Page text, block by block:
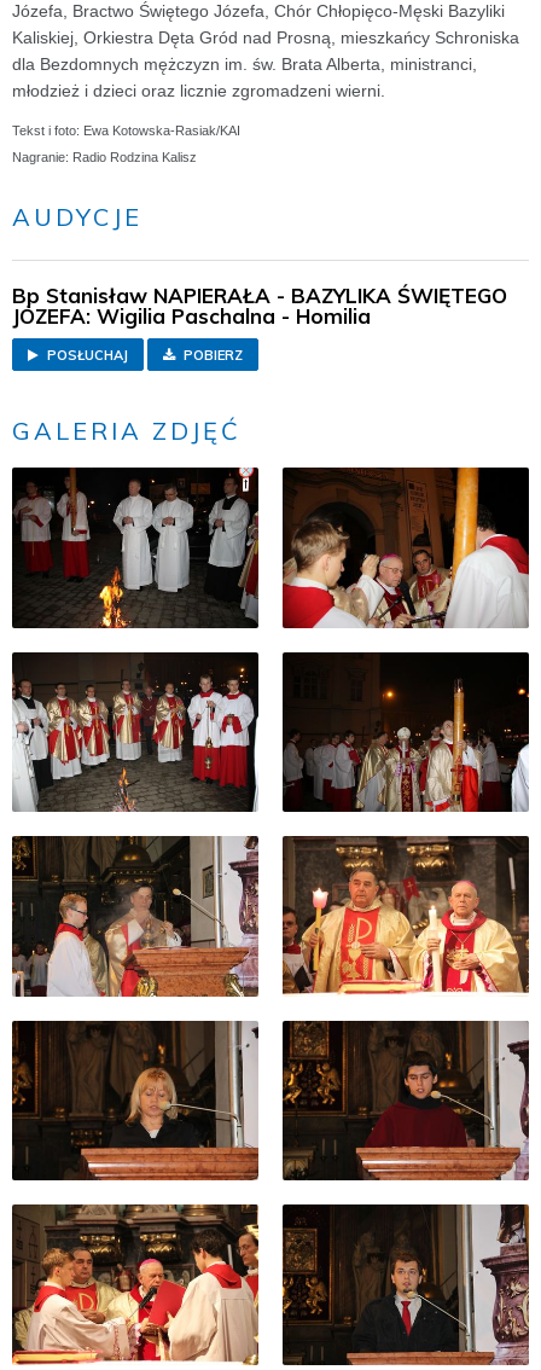
Józefa, Bractwo Świętego Józefa, Chór Chłopięco-Męski Bazyliki
Kaliskiej, Orkiestra Dęta Gród nad Prosną, mieszkańcy Schroniska
dla Bezdomnych mężczyzn im. św. Brata Alberta, ministranci,
młodzież i dzieci oraz licznie zgromadzeni wierni.
Tekst i foto: Ewa Kotowska-Rasiak/KAI
Nagranie: Radio Rodzina Kalisz
AUDYCJE
Bp Stanisław NAPIERAŁA - BAZYLIKA ŚWIĘTEGO
JÓZEFA: Wigilia Paschalna - Homilia
POSŁUCHAJ POBIERZ
GALERIA ZDJĘĆ